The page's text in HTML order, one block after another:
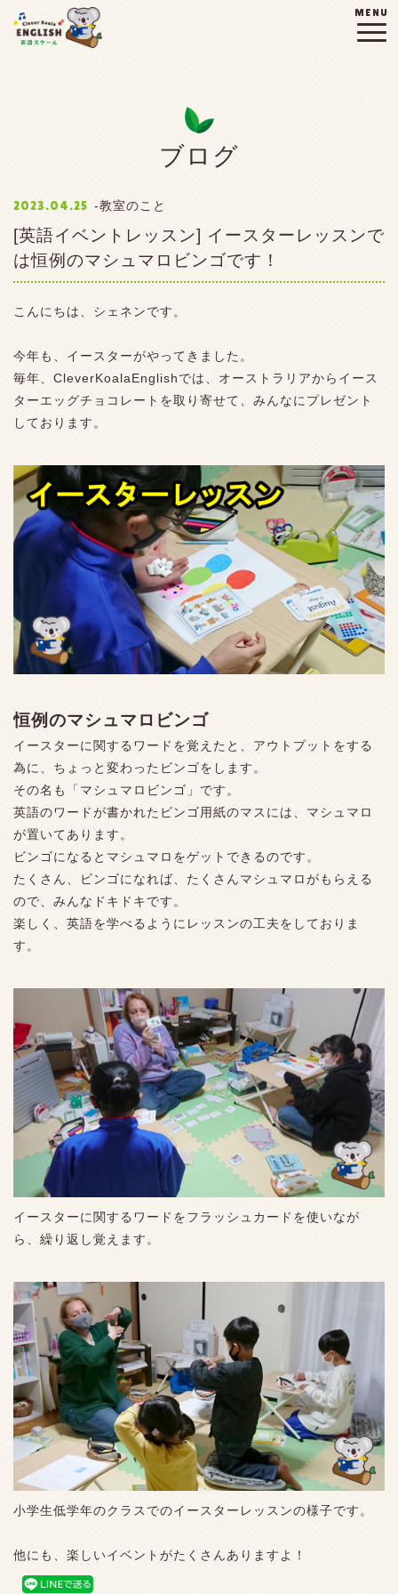
MENU
ブログ
2023.04.25 教室のこと
[英語イベントレッスン] イースターレッスンで
は恒例のマシュマロビンゴです！
こんにちは、シェネンです。
今年も、イースターがやってきました。
毎年、CleverKoalaEnglishでは、オーストラリアからイース
ターエッグチョコレートを取り寄せて、みんなにプレゼント
しております。
恒例のマシュマロビンゴ
イースターに関するワードを覚えたと、アウトプットをする
為に、ちょっと変わったビンゴをします。
その名も「マシュマロビンゴ」です。
英語のワードが書かれたビンゴ用紙のマスには、マシュマロ
が置いてあります。
ビンゴになるとマシュマロをゲットできるのです。
たくさん、ビンゴになれば、たくさんマシュマロがもらえる
ので、みんなドキドキです。
楽しく、英語を学べるようにレッスンの工夫をしておりま
す。
イースターに関するワードをフラッシュカードを使いなが
ら、繰り返し覚えます。
小学生低学年のクラスでのイースターレッスンの様子です。
他にも、楽しいイベントがたくさんありますよ！